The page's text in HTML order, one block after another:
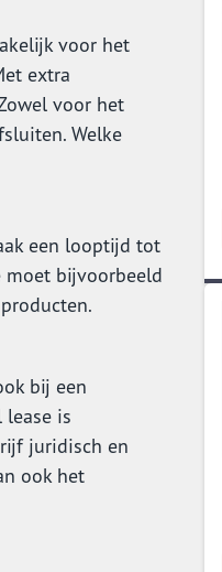
voor het
extra
voor het
Welke
een looptijd tot
moet bijvoorbeeld
bij een
is
juridisch en
ook het